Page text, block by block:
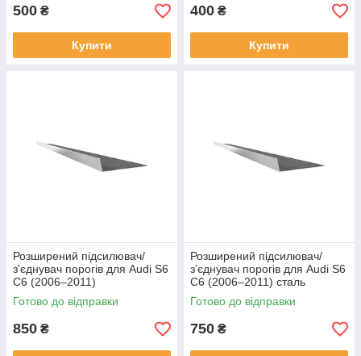
500 ₴
Купити
400 ₴
Купити
Розширений підсилювач/
з'єднувач порогів для Audi S6
C6 (2006–2011)
Готово до відправки
850 ₴
Розширений підсилювач/
з'єднувач порогів для Audi S6
C6 (2006–2011) сталь
Готово до відправки
750 ₴